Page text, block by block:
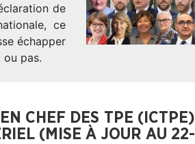
de
ce
échapper
pas.
CHEF DES TPE (ICTPE)
(MISE À JOUR AU 22-